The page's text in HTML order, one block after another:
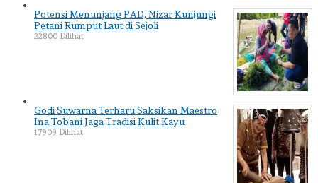
Potensi Menunjang PAD, Nizar Kunjungi
Petani Rumput Laut di Sejoli
22800 Dilihat
Godi Suwarna Terharu Saksikan Maestro
Ina Tobani Jaga Tradisi Kulit Kayu
17909 Dilihat